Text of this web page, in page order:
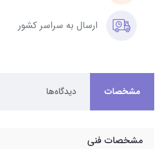
ارسال به سراسر کشور
مشخصات دیدگاه‌ها
مشخصات فنی